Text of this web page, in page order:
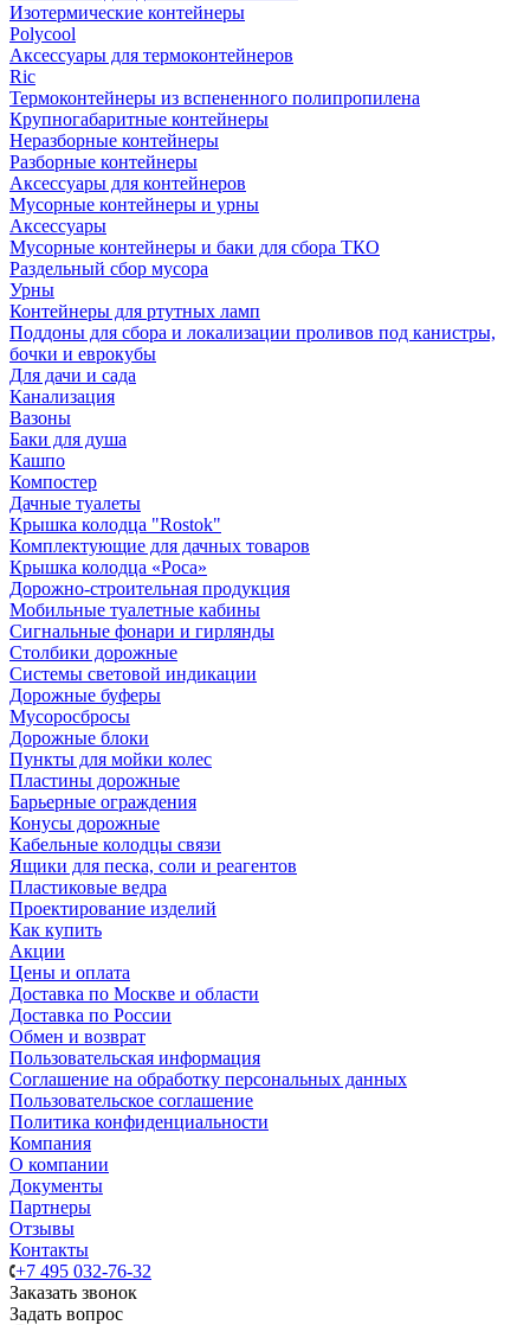
Изотермические контейнеры
Polycool
Аксессуары для термоконтейнеров
Ric
Термоконтейнеры из вспененного полипропилена
Крупногабаритные контейнеры
Неразборные контейнеры
Разборные контейнеры
Аксессуары для контейнеров
Мусорные контейнеры и урны
Аксессуары
Мусорные контейнеры и баки для сбора ТКО
Раздельный сбор мусора
Урны
Контейнеры для ртутных ламп
Поддоны для сбора и локализации проливов под канистры,
бочки и еврокубы
Для дачи и сада
Канализация
Вазоны
Баки для душа
Кашпо
Компостер
Дачные туалеты
Крышка колодца "Rostok"
Комплектующие для дачных товаров
Крышка колодца «Роса»
Дорожно-строительная продукция
Мобильные туалетные кабины
Сигнальные фонари и гирлянды
Столбики дорожные
Системы световой индикации
Дорожные буферы
Мусоросбросы
Дорожные блоки
Пункты для мойки колес
Пластины дорожные
Барьерные ограждения
Конусы дорожные
Кабельные колодцы связи
Ящики для песка, соли и реагентов
Пластиковые ведра
Проектирование изделий
Как купить
Акции
Цены и оплата
Доставка по Москве и области
Доставка по России
Обмен и возврат
Пользовательская информация
Соглашение на обработку персональных данных
Пользовательское соглашение
Политика конфиденциальности
Компания
О компании
Документы
Партнеры
Отзывы
Контакты
+7 495 032-76-32
Заказать звонок
Задать вопрос